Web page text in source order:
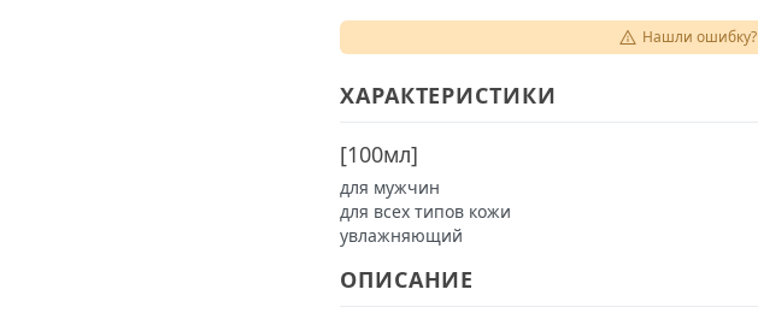
Нашли ошибку?
ХАРАКТЕРИСТИКИ
[100мл]
для мужчин
для всех типов кожи
увлажняющий
ОПИСАНИЕ